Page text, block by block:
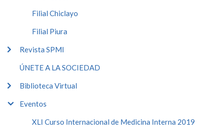
Filial Chiclayo
Filial Piura
Revista SPMI
ÚNETE A LA SOCIEDAD
Biblioteca Virtual
Eventos
XLI Curso Internacional de Medicina Interna 2019